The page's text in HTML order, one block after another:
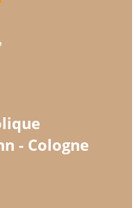
- Cologne